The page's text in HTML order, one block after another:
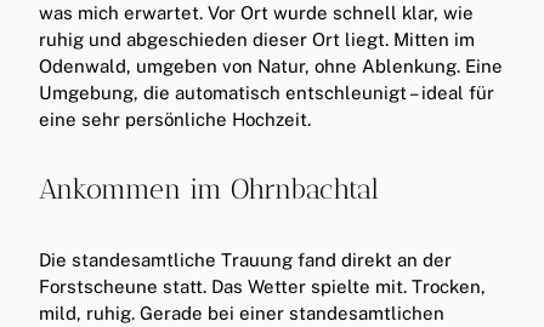
was mich erwartet. Vor Ort wurde schnell klar, wie
ruhig und abgeschieden dieser Ort liegt. Mitten im
Odenwald, umgeben von Natur, ohne Ablenkung. Eine
Umgebung, die automatisch entschleunigt – ideal für
eine sehr persönliche Hochzeit.
Ankommen im Ohrnbachtal
Die standesamtliche Trauung fand direkt an der
Forstscheune statt. Das Wetter spielte mit. Trocken,
mild, ruhig. Gerade bei einer standesamtlichen